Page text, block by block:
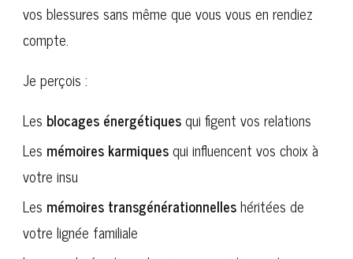
vos blessures sans même que vous vous en rendiez
compte.
Je perçois :
Les blocages énergétiquesqui figent vos relations
Les mémoires karmiquesqui influencent vos choix à
votre insu
Les mémoires transgénérationnelleshéritées de
votre lignée familiale